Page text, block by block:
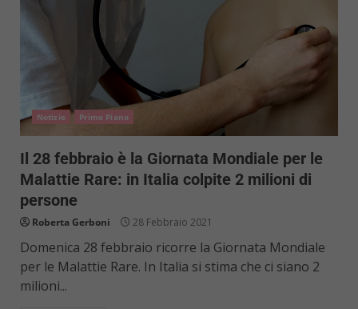
Notizie Primo Piano
Il 28 febbraio è la Giornata Mondiale per le
Malattie Rare: in Italia colpite 2 milioni di
persone
Roberta Gerboni 28 Febbraio 2021
Domenica 28 febbraio ricorre la Giornata Mondiale
per le Malattie Rare. In Italia si stima che ci siano 2
milioni...